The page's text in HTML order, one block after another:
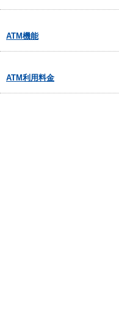
ATM機能
ATM利用料金